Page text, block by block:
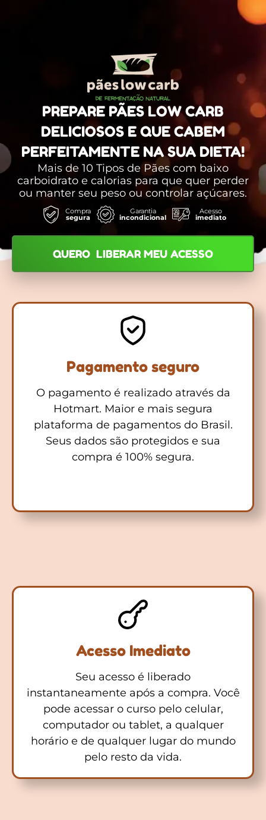
PREPARE PÃES LOW CARB
DELICIOSOS E QUE CABEM
PERFEITAMENTE NA SUA DIETA!
Mais de 10 Tipos de Pães com baixo
carboidrato e calorias para que quer perder
ou manter seu peso ou controlar açúcares.
Compra
segura
Garantia
incondicional
Acesso
imediato
QUERO LIBERAR MEU ACESSO
Pagamento seguro
O pagamento é realizado através da
Hotmart. Maior e mais segura
plataforma de pagamentos do Brasil.
Seus dados são protegidos e sua
compra é 100% segura.
Acesso Imediato
Seu acesso é liberado
instantaneamente após a compra. Você
pode acessar o curso pelo celular,
computador ou tablet, a qualquer
horário e de qualquer lugar do mundo
pelo resto da vida.